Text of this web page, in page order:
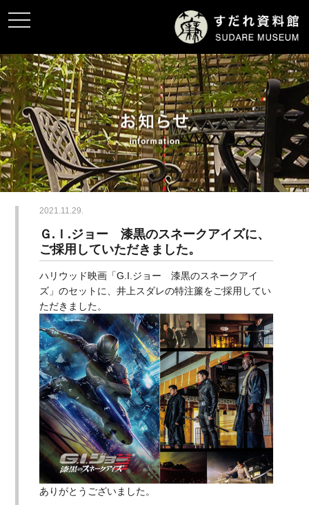
toggle
navigation
2021.11.29.
Ｇ.Ｉ.ジョー 漆黒のスネークアイズに、
ご採用していただきました。
ハリウッド映画「G.I.ジョー 漆黒のスネークアイ
ズ」のセットに、井上スダレの特注簾をご採用してい
ただきました。
ありがとうございました。